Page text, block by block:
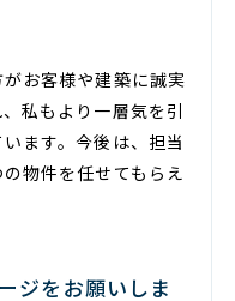
お客様や建築に誠実
私もより一層気を引
ます。今後は、担当
物件を任せてもらえ
ジをお願いしま